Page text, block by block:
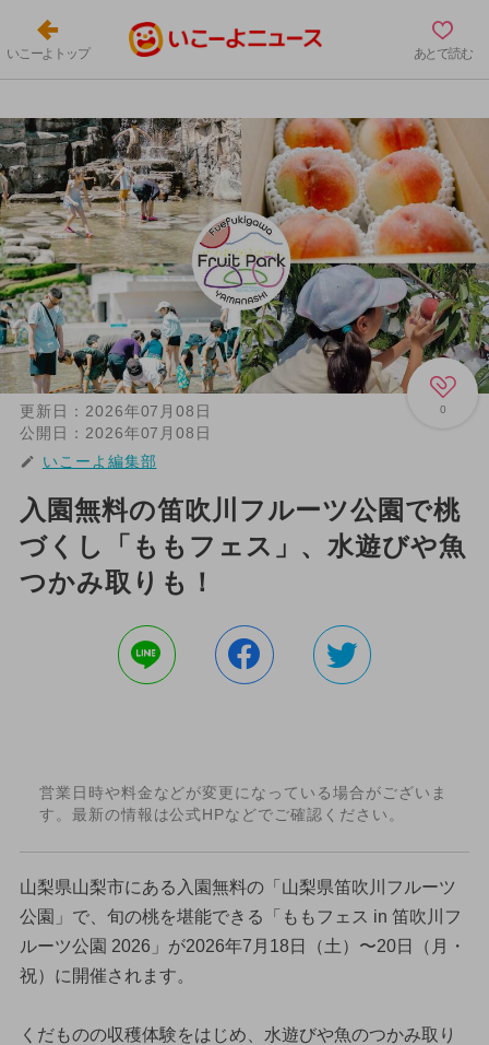
いこーよトップ あとで読む
0
更新日： 2026年07月08日
公開日： 2026年07月08日
いこーよ編集部
入園無料の笛吹川フルーツ公園で桃
づくし「ももフェス」、水遊びや魚
つかみ取りも！
営業日時や料金などが変更になっている場合がございま
す。最新の情報は公式HPなどでご確認ください。
山梨県山梨市にある入園無料の「山梨県笛吹川フルーツ
公園」で、旬の桃を堪能できる「ももフェス in 笛吹川フ
ルーツ公園 2026」が2026年7月18日（土）〜20日（月・
祝）に開催されます。
くだものの収穫体験をはじめ、水遊びや魚のつかみ取り